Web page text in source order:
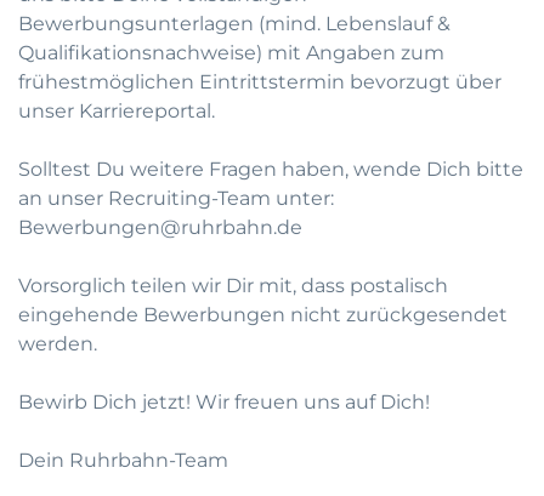
Bewerbungsunterlagen (mind. Lebenslauf &
Qualifikationsnachweise) mit Angaben zum
frühestmöglichen Eintrittstermin bevorzugt über
unser Karriereportal.
Solltest Du weitere Fragen haben, wende Dich bitte
an unser Recruiting-Team unter:
Bewerbungen@ruhrbahn.de
Vorsorglich teilen wir Dir mit, dass postalisch
eingehende Bewerbungen nicht zurückgesendet
werden.
Bewirb Dich jetzt! Wir freuen uns auf Dich!
Dein Ruhrbahn-Team